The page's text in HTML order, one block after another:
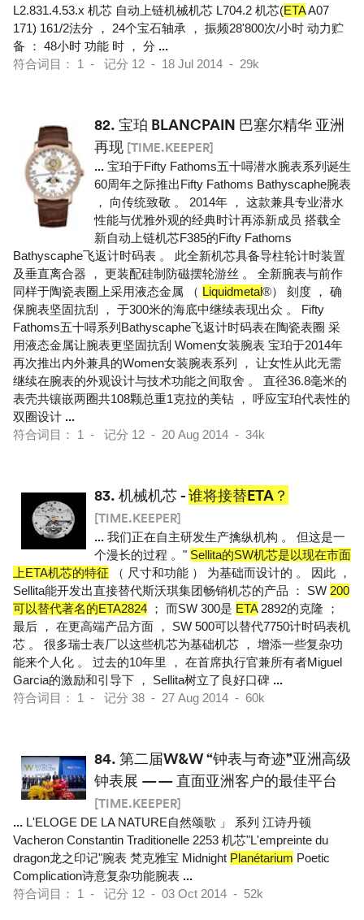
L2.831.4.53.x 机芯 自动上链机械机芯 L704.2 机芯(ETAA07
171) 161/2法分 ， 24个宝石轴承 ， 振频28'800次/小时 动力贮
备 ： 48小时 功能 时 ， 分 ...
符合词目： 1 - 记分 12 - 18 Jul 2014 - 29k
82. 宝珀 BLANCPAIN 巴塞尔精华 亚洲
再现 [TIME.KEEPER]
... 宝珀于Fifty Fathoms五十噚潜水腕表系列诞生
60周年之际推出Fifty Fathoms Bathyscaphe腕表
， 向传统致敬 。 2014年 ， 这款兼具专业潜水
性能与优雅外观的经典时计再添新成员 搭载全
新自动上链机芯F385的Fifty Fathoms
Bathyscaphe飞返计时码表 。 此全新机芯具备导柱轮计时装置
及垂直离合器 ， 更装配硅制防磁摆轮游丝 。 全新腕表与前作
同样于陶瓷表圈上采用液态金属 （ Liquidmetal®） 刻度 ， 确
保腕表坚固抗刮 ， 于300米的海底中继续表现出众 。 Fifty
Fathoms五十噚系列Bathyscaphe飞返计时码表在陶瓷表圈 采
用液态金属让腕表更坚固抗刮 Women女装腕表 宝珀于2014年
再次推出内外兼具的Women女装腕表系列 ， 让女性从此无需
继续在腕表的外观设计与技术功能之间取舍 。 直径36.8毫米的
表壳共镶嵌两圈共108颗总重1克拉的美钻 ， 呼应宝珀代表性的
双圈设计 ...
符合词目： 1 - 记分 12 - 20 Aug 2014 - 34k
83. 机械机芯 -谁将接替ETA？
[TIME.KEEPER]
... 我们正在自主研发生产擒纵机构 。 但这是一
个漫长的过程 。" Sellita的SW机芯是以现在市面
上ETA机芯的特征 （ 尺寸和功能 ） 为基础而设计的 。 因此 ，
Sellita能开发出直接替代斯沃琪集团畅销机芯的产品 ： SW 200
可以替代著名的ETA2824 ； 而SW 300是 ETA2892的克隆 ；
最后 ， 在更高端产品方面 ， SW 500可以替代7750计时码表机
芯 。 很多瑞士表厂以这些机芯为基础机芯 ， 增添一些复杂功
能来个人化 。 过去的10年里 ， 在首席执行官兼所有者Miguel
Garcia的激励和引导下 ， Sellita树立了良好口碑 ...
符合词目： 1 - 记分 38 - 27 Aug 2014 - 60k
84. 第二届W&W “钟表与奇迹”亚洲高级
钟表展 —— 直面亚洲客户的最佳平台
[TIME.KEEPER]
... L'ELOGE DE LA NATURE自然颂歌 」 系列 江诗丹顿
Vacheron Constantin Traditionelle 2253 机芯"L'empreinte du
dragon龙之印记"腕表 梵克雅宝 Midnight Planétarium Poetic
Complication诗意复杂功能腕表 ...
符合词目： 1 - 记分 12 - 03 Oct 2014 - 52k